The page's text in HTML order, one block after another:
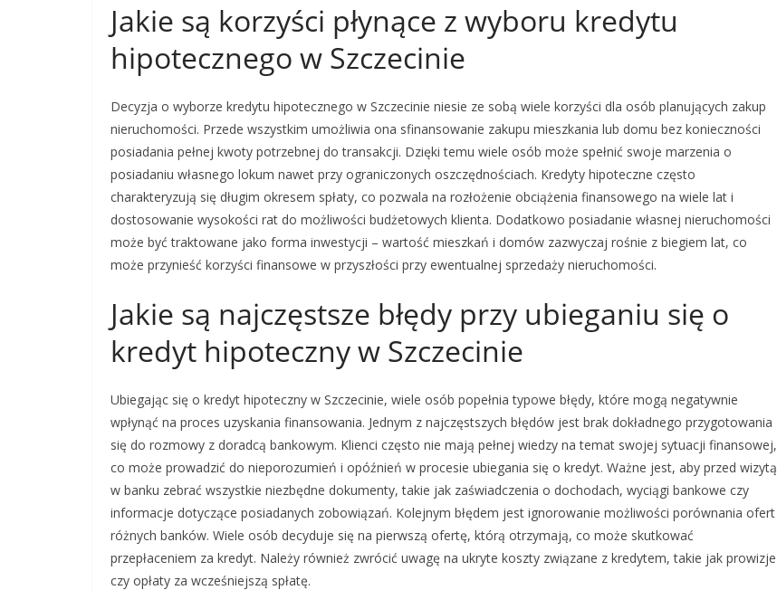
Jakie są korzyści płynące z wyboru kredytu
hipotecznego w Szczecinie
Decyzja o wyborze kredytu hipotecznego w Szczecinie niesie ze sobą wiele korzyści dla osób planujących zakup
nieruchomości. Przede wszystkim umożliwia ona sfinansowanie zakupu mieszkania lub domu bez konieczności
posiadania pełnej kwoty potrzebnej do transakcji. Dzięki temu wiele osób może spełnić swoje marzenia o
posiadaniu własnego lokum nawet przy ograniczonych oszczędnościach. Kredyty hipoteczne często
charakteryzują się długim okresem spłaty, co pozwala na rozłożenie obciążenia finansowego na wiele lat i
dostosowanie wysokości rat do możliwości budżetowych klienta. Dodatkowo posiadanie własnej nieruchomości
może być traktowane jako forma inwestycji – wartość mieszkań i domów zazwyczaj rośnie z biegiem lat, co
może przynieść korzyści finansowe w przyszłości przy ewentualnej sprzedaży nieruchomości.
Jakie są najczęstsze błędy przy ubieganiu się o
kredyt hipoteczny w Szczecinie
Ubiegając się o kredyt hipoteczny w Szczecinie, wiele osób popełnia typowe błędy, które mogą negatywnie
wpłynąć na proces uzyskania finansowania. Jednym z najczęstszych błędów jest brak dokładnego przygotowania
się do rozmowy z doradcą bankowym. Klienci często nie mają pełnej wiedzy na temat swojej sytuacji finansowej,
co może prowadzić do nieporozumień i opóźnień w procesie ubiegania się o kredyt. Ważne jest, aby przed wizytą
w banku zebrać wszystkie niezbędne dokumenty, takie jak zaświadczenia o dochodach, wyciągi bankowe czy
informacje dotyczące posiadanych zobowiązań. Kolejnym błędem jest ignorowanie możliwości porównania ofert
różnych banków. Wiele osób decyduje się na pierwszą ofertę, którą otrzymają, co może skutkować
przepłaceniem za kredyt. Należy również zwrócić uwagę na ukryte koszty związane z kredytem, takie jak prowizje
czy opłaty za wcześniejszą spłatę.